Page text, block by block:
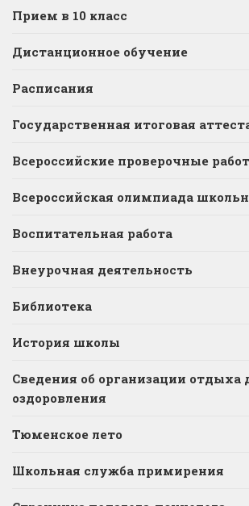
Прием в 10 класс
Дистанционное обучение
Расписания
Государственная итоговая
Всероссийские проверочные
Всероссийская олимпиада
Воспитательная работа
Внеурочная деятельность
Библиотека
История школы
Сведения об организации отдыха
оздоровления
Тюменское лето
Школьная служба примирения